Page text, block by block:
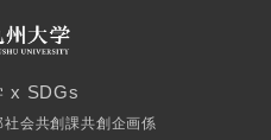
x SDGs
会共創課共創企画係